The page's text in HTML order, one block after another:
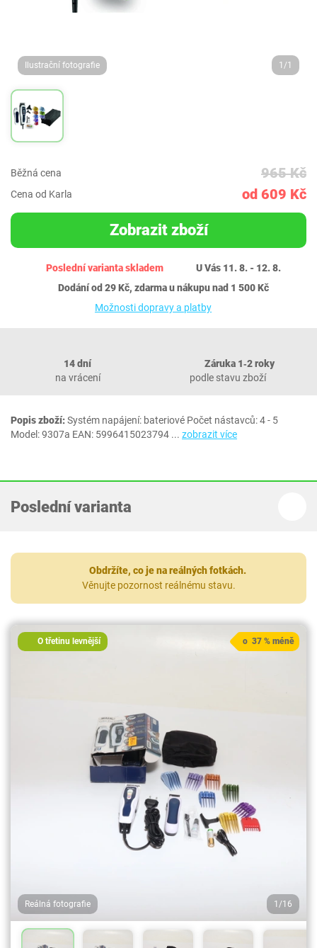
Ilustrační fotografie 1/1
Běžná cena 965 Kč
Cena od Karla od 609 Kč
Zobrazit zboží
Poslední varianta skladem
U Vás 11. 8. - 12. 8.
Dodání od 29 Kč, zdarma u nákupu nad 1 500 Kč
Možnosti dopravy a platby
14 dní
na vrácení
Záruka 1‐2 roky
podle stavu zboží
Popis zboží:Systém napájení: bateriové Počet nástavců: 4 - 5
Model: 9307a EAN: 5996415023794 ... zobrazit více
Poslední varianta
Obdržíte, co je na reálných fotkách.
Věnujte pozornost reálnému stavu.
O třetinu levnější
Reálná fotografie 1/16
o 37 % méně